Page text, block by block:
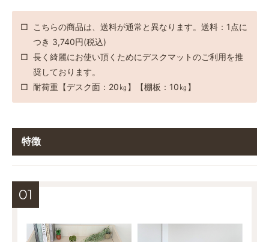
こちらの商品は、送料が通常と異なります。送料：1点に
つき 3,740円(税込)
長く綺麗にお使い頂くためにデスクマットのご利用を推
奨しております。
耐荷重【デスク面：20㎏】【棚板：10㎏】
特徴